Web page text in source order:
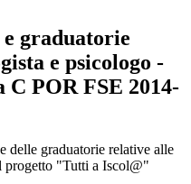
graduatorie
e psicologo -
POR FSE 2014-
delle graduatorie relative alle
progetto "Tutti a Iscol@"